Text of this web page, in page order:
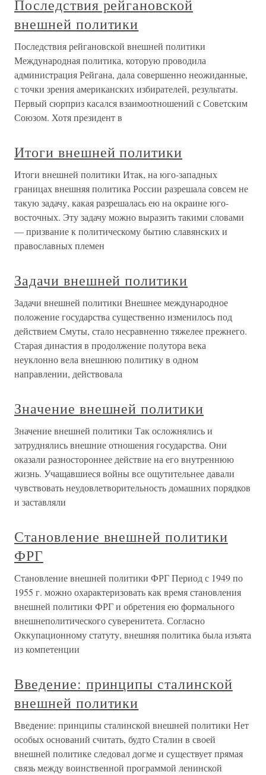
Последствия рейгановской
внешней политики
Последствия рейгановской внешней политики
Международная политика, которую проводила
администрация Рейгана, дала совершенно неожиданные,
с точки зрения американских избирателей, результаты.
Первый сюрприз касался взаимоотношений с Советским
Союзом. Хотя президент в
Итоги внешней политики
Итоги внешней политики Итак, на юго-западных
границах внешняя политика России разрешала совсем не
такую задачу, какая разрешалась ею на окраине юго-
восточных. Эту задачу можно выразить такими словами
— призвание к политическому бытию славянских и
православных племен
Задачи внешней политики
Задачи внешней политики Внешнее международное
положение государства существенно изменилось под
действием Смуты, стало несравненно тяжелее прежнего.
Старая династия в продолжение полутора века
неуклонно вела внешнюю политику в одном
направлении, действовала
Значение внешней политики
Значение внешней политики Так осложнялись и
затруднялись внешние отношения государства. Они
оказали разностороннее действие на его внутреннюю
жизнь. Учащавшиеся войны все ощутительнее давали
чувствовать неудовлетворительность домашних порядков
и заставляли
Становление внешней политики
ФРГ
Становление внешней политики ФРГ Период с 1949 по
1955 г. можно охарактеризовать как время становления
внешней политики ФРГ и обретения ею формального
внешнеполитического суверенитета. Согласно
Оккупационному статуту, внешняя политика была изъята
из компетенции
Введение: принципы сталинской
внешней политики
Введение: принципы сталинской внешней политики Нет
особых оснований считать, будто Сталин в своей
внешней политике следовал догме и существует прямая
связь между воинственной программой ленинской